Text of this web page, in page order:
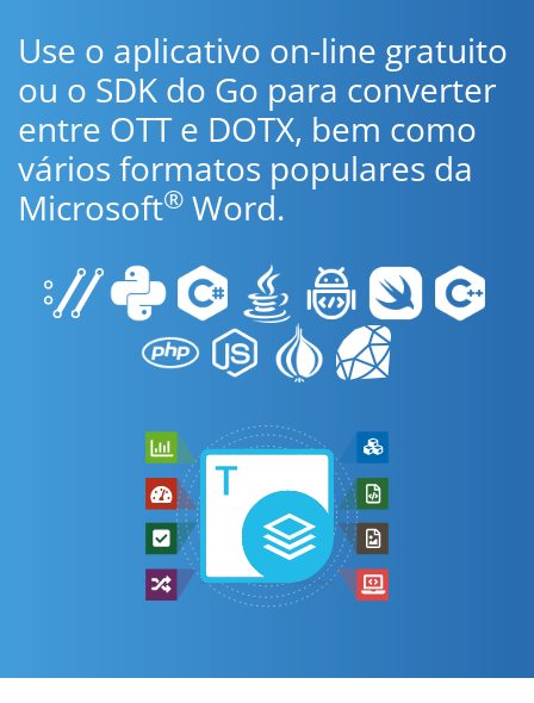
Use o aplicativo on-line gratuito
ou o SDK do Go para converter
entre OTT e DOTX, bem como
vários formatos populares da
Microsoft® Word.